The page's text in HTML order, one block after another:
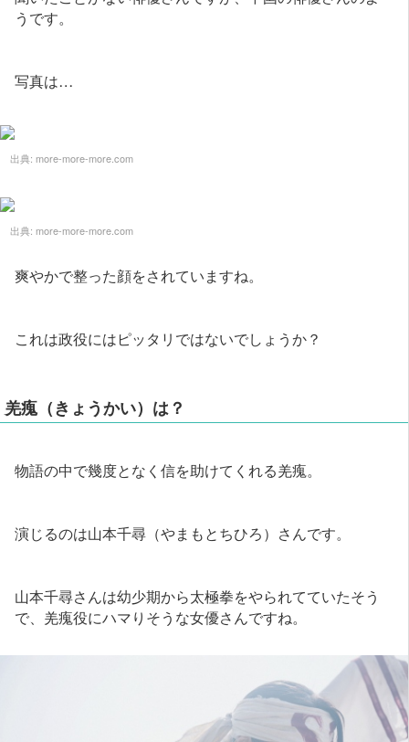
うです。
写真は…
出典: more-more-more.com
出典: more-more-more.com
爽やかで整った顔をされていますね。
これは政役にはピッタリではないでしょうか？
羌瘣（きょうかい）は？
物語の中で幾度となく信を助けてくれる羌瘣。
演じるのは山本千尋（やまもとちひろ）さんです。
山本千尋さんは幼少期から太極拳をやられてていたそう
で、羌瘣役にハマりそうな女優さんですね。